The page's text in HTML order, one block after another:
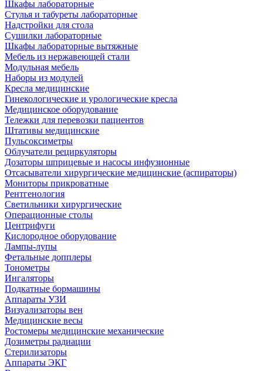
Шкафы лабораторные
Стулья и табуреты лабораторные
Надстройки для стола
Сушилки лабораторные
Шкафы лабораторные вытяжные
Мебель из нержавеющей стали
Модульная мебель
Наборы из модулей
Кресла медицинские
Гинекологические и урологические кресла
Медицинское оборудование
Тележки для перевозки пациентов
Штативы медицинские
Пульсоксиметры
Облучатели рециркуляторы
Дозаторы шприцевые и насосы инфузионные
Отсасыватели хирургические медицинские (аспираторы)
Мониторы прикроватные
Рентгенология
Светильники хирургические
Операционные столы
Центрифуги
Кислородное оборудование
Лампы-лупы
Фетальные допплеры
Тонометры
Ингаляторы
Подкатные бормашины
Аппараты УЗИ
Визуализаторы вен
Медицинские весы
Ростомеры медицинские механические
Дозиметры радиации
Стерилизаторы
Аппараты ЭКГ